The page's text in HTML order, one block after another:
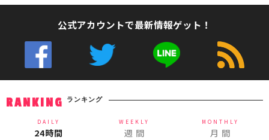
公式アカウントで最新情報ゲット！
RANKING ランキング
DAILY
24時間
WEEKLY
週 間
MONTHLY
月 間